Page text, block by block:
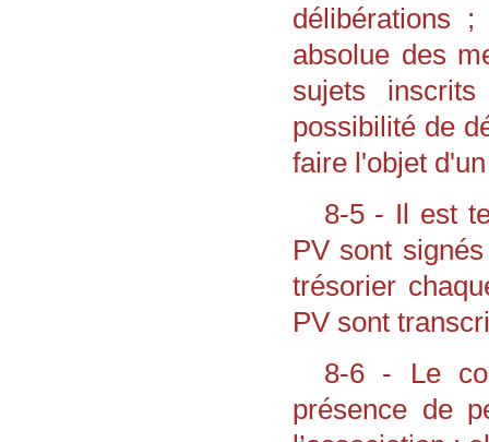
délibérations
absolue des
sujets
possibilité de
faire l'objet
8-5 - Il est
PV sont
trésorier
PV sont
8-6 - Le
présence de